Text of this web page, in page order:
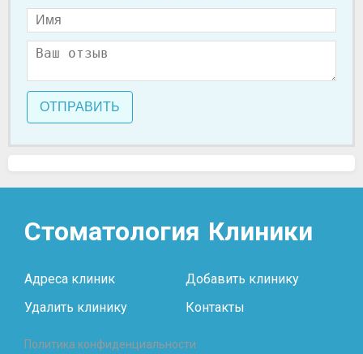
ОТПРАВИТЬ
Стоматология Клиники
Адреса клиник
Добавить клинику
Удалить клинику
Контакты
Политика конфиденциальности